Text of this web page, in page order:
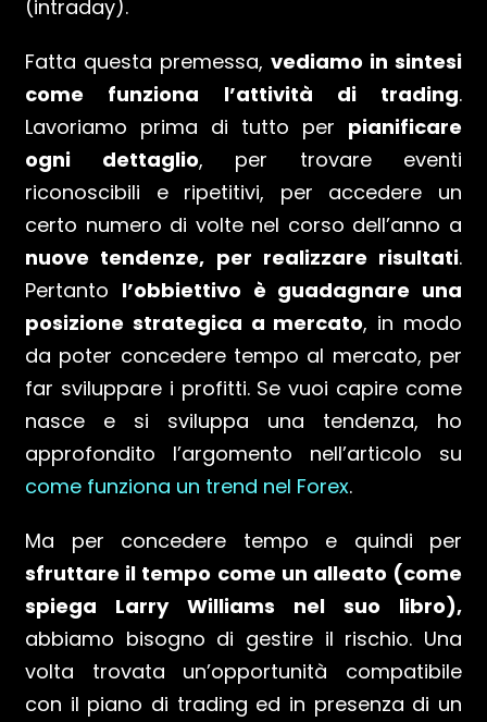
(intraday).
Fatta questa premessa, vediamo in sintesi
come funziona l’attività di trading.
Lavoriamo prima di tutto per pianificare
ogni dettaglio, per trovare eventi
riconoscibili e ripetitivi, per accedere un
certo numero di volte nel corso dell’anno a
nuove tendenze, per realizzare risultati.
Pertanto l’obbiettivo è guadagnare una
posizione strategica a mercato, in modo
da poter concedere tempo al mercato, per
far sviluppare i profitti. Se vuoi capire come
nasce e si sviluppa una tendenza, ho
approfondito l’argomento nell’articolo su
come funziona un trend nel Forex.
Ma per concedere tempo e quindi per
sfruttare il tempo come un alleato (come
spiega Larry Williams nel suo libro),
abbiamo bisogno di gestire il rischio. Una
volta trovata un’opportunità compatibile
con il piano di trading ed in presenza di un